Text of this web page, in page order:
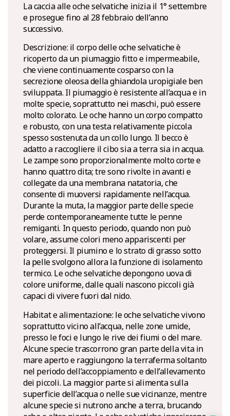
La caccia alle oche selvatiche inizia il 1° settembre
e prosegue fino al 28 febbraio dell’anno
successivo.
Descrizione: il corpo delle oche selvatiche è
ricoperto da un piumaggio fitto e impermeabile,
che viene continuamente cosparso con la
secrezione oleosa della ghiandola uropigiale ben
sviluppata. Il piumaggio è resistente all’acqua e in
molte specie, soprattutto nei maschi, può essere
molto colorato. Le oche hanno un corpo compatto
e robusto, con una testa relativamente piccola
spesso sostenuta da un collo lungo. Il becco è
adatto a raccogliere il cibo sia a terra sia in acqua.
Le zampe sono proporzionalmente molto corte e
hanno quattro dita; tre sono rivolte in avanti e
collegate da una membrana natatoria, che
consente di muoversi rapidamente nell’acqua.
Durante la muta, la maggior parte delle specie
perde contemporaneamente tutte le penne
remiganti. In questo periodo, quando non può
volare, assume colori meno appariscenti per
proteggersi. Il piumino e lo strato di grasso sotto
la pelle svolgono allora la funzione di isolamento
termico. Le oche selvatiche depongono uova di
colore uniforme, dalle quali nascono piccoli già
capaci di vivere fuori dal nido.
Habitat e alimentazione: le oche selvatiche vivono
soprattutto vicino all’acqua, nelle zone umide,
presso le foci e lungo le rive dei fiumi o del mare.
Alcune specie trascorrono gran parte della vita in
mare aperto e raggiungono la terraferma soltanto
nel periodo dell’accoppiamento e dell’allevamento
dei piccoli. La maggior parte si alimenta sulla
superficie dell’acqua o nelle sue vicinanze, mentre
alcune specie si nutrono anche a terra, brucando